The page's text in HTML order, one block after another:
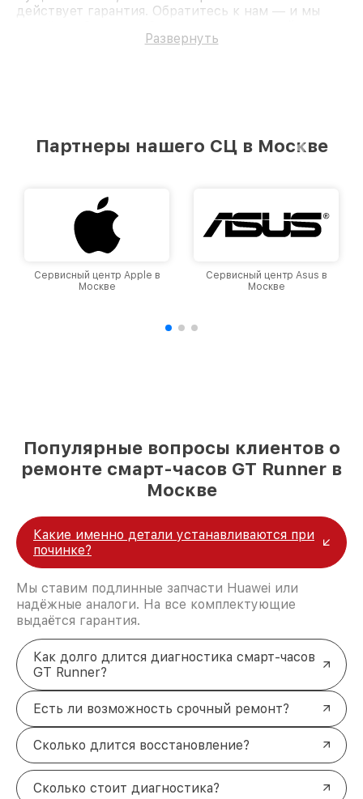
действует гарантия. Обратитесь к нам — и мы
Развернуть
Партнеры нашего СЦ в Москве
Сервисный центр Apple в
Москве
Сервисный центр Asus в
Москве
Популярные вопросы клиентов о
ремонте смарт-часов GT Runner в
Москве
Какие именно детали устанавливаются при
починке?
Мы ставим подлинные запчасти Huawei или
надёжные аналоги. На все комплектующие
выдаётся гарантия.
Как долго длится диагностика смарт-часов
GT Runner?
Есть ли возможность срочный ремонт?
Сколько длится восстановление?
Сколько стоит диагностика?